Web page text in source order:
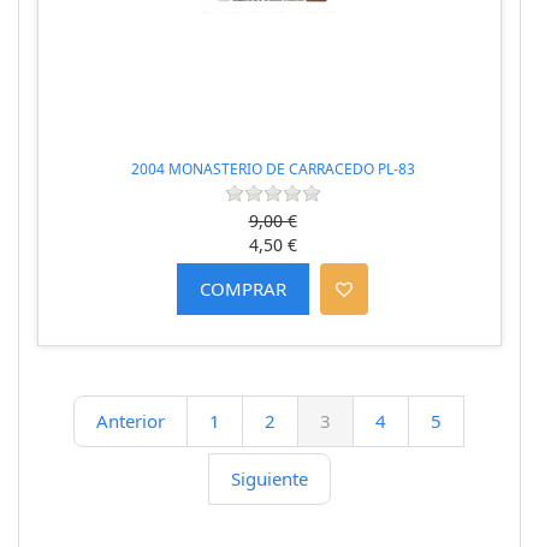
2004 MONASTERIO DE CARRACEDO PL-83
9,00 €
4,50 €
Anterior 1 2 3 4 5
Siguiente